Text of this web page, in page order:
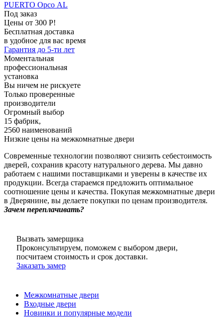
PUERTO Орсо AL
Под заказ
Цены от 300 Р!
Бесплатная доставка
в удобное для вас время
Гарантия до 5-ти лет
Моментальная
профессиональная
установка
Вы ничем не рискуете
Только проверенные
производители
Огромный выбор
15 фабрик,
2560 наименований
Низкие цены на межкомнатные двери
Современные технологии позволяют снизить себестоимость
дверей, сохранив красоту натурального дерева. Мы давно
работаем с нашими поставщиками и уверены в качестве их
продукции. Всегда стараемся предложить оптимальное
соотношение цены и качества. Покупая межкомнатные двери
в Дверянине, вы делаете покупки по ценам производителя.
Зачем переплачивать?
Вызвать замерщика
Проконсультируем, поможем с выбором двери,
посчитаем стоимость и срок доставки.
Заказать замер
Межкомнатные двери
Входные двери
Новинки и популярные модели